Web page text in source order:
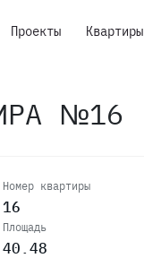
Проекты Квартиры
№16
Номер квартиры
16
Площадь
40.48